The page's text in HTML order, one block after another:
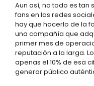
Aun así, no todo es tan
fans en las redes
hay que hacerlo de la
una compañía que
primer mes de
reputación a la larga.
apenas el 10% de esa
generar público